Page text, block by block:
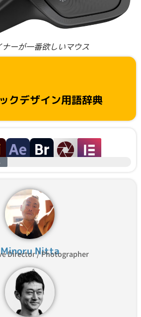
ナーが一番欲しいマウス
クデザイン用語辞典
Minoru Nitta
Director / Photographer